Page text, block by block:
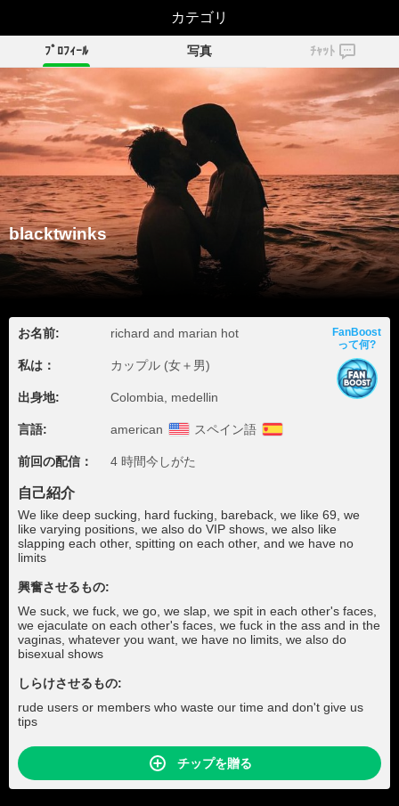
blacktwinks
ﾌﾟﾛﾌｨｰﾙ 写真 ﾁｬｯﾄ
blacktwinks
お名前: richard and marian hot
私は： カップル (女＋男)
出身地: Colombia, medellin
言語: american スペイン語
前回の配信： 4 時間今しがた
FanBoost
って何?
自己紹介
We like deep sucking, hard fucking, bareback, we like 69, we
like varying positions, we also do VIP shows, we also like
slapping each other, spitting on each other, and we have no
limits
興奮させるもの:
We suck, we fuck, we go, we slap, we spit in each other's faces,
we ejaculate on each other's faces, we fuck in the ass and in the
vaginas, whatever you want, we have no limits, we also do
bisexual shows
しらけさせるもの:
rude users or members who waste our time and don't give us
tips
チップを贈る
カテゴリ